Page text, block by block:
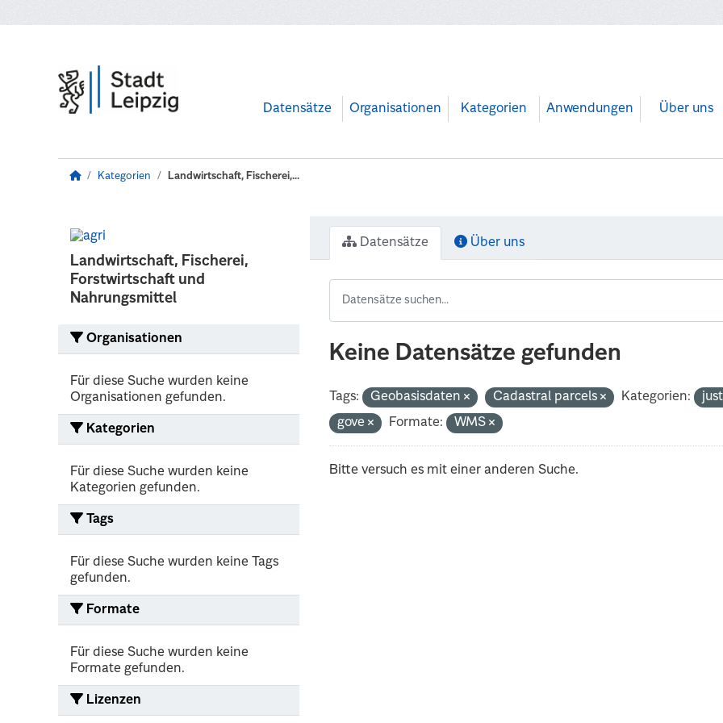
Datensätze Organisationen Kategorien Anwendungen Über uns
Kategorien Landwirtschaft, Fischerei,...
Landwirtschaft, Fischerei,
Forstwirtschaft und
Nahrungsmittel
Organisationen
Für diese Suche wurden keine
Organisationen gefunden.
Kategorien
Für diese Suche wurden keine
Kategorien gefunden.
Tags
Für diese Suche wurden keine Tags
gefunden.
Formate
Für diese Suche wurden keine
Formate gefunden.
Lizenzen
Datensätze Über uns
Keine Datensätze gefunden
Tags: Geobasisdaten Cadastral parcels Kategorien:
gove
Formate: WMS
Bitte versuch es mit einer anderen Suche.